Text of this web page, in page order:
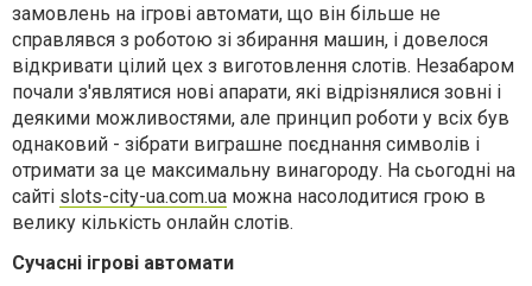
замовлень на ігрові автомати, що він більше не
справлявся з роботою зі збирання машин, і довелося
відкривати цілий цех з виготовлення слотів. Незабаром
почали з'являтися нові апарати, які відрізнялися зовні і
деякими можливостями, але принцип роботи у всіх був
однаковий - зібрати виграшне поєднання символів і
отримати за це максимальну винагороду. На сьогодні на
сайті slots-city-ua.com.ua можна насолодитися грою в
велику кількість онлайн слотів.
Сучасні ігрові автомати